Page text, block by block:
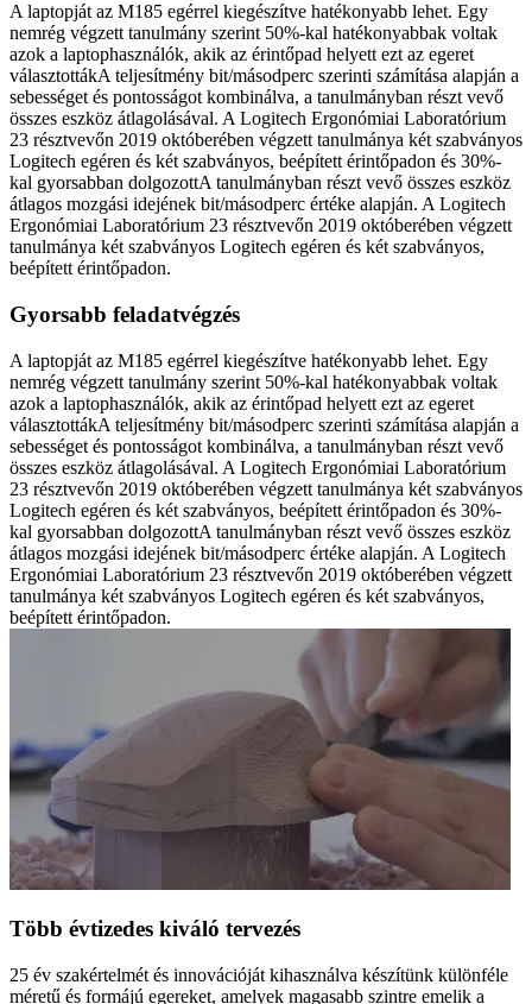
A laptopját az M185 egérrel kiegészítve hatékonyabb lehet. Egy
nemrég végzett tanulmány szerint 50%-kal hatékonyabbak voltak
azok a laptophasználók, akik az érintőpad helyett ezt az egeret
választottákA teljesítmény bit/másodperc szerinti számítása alapján a
sebességet és pontosságot kombinálva, a tanulmányban részt vevő
összes eszköz átlagolásával. A Logitech Ergonómiai Laboratórium
23 résztvevőn 2019 októberében végzett tanulmánya két szabványos
Logitech egéren és két szabványos, beépített érintőpadon és 30%-
kal gyorsabban dolgozottA tanulmányban részt vevő összes eszköz
átlagos mozgási idejének bit/másodperc értéke alapján. A Logitech
Ergonómiai Laboratórium 23 résztvevőn 2019 októberében végzett
tanulmánya két szabványos Logitech egéren és két szabványos,
beépített érintőpadon.
Gyorsabb feladatvégzés
A laptopját az M185 egérrel kiegészítve hatékonyabb lehet. Egy
nemrég végzett tanulmány szerint 50%-kal hatékonyabbak voltak
azok a laptophasználók, akik az érintőpad helyett ezt az egeret
választottákA teljesítmény bit/másodperc szerinti számítása alapján a
sebességet és pontosságot kombinálva, a tanulmányban részt vevő
összes eszköz átlagolásával. A Logitech Ergonómiai Laboratórium
23 résztvevőn 2019 októberében végzett tanulmánya két szabványos
Logitech egéren és két szabványos, beépített érintőpadon és 30%-
kal gyorsabban dolgozottA tanulmányban részt vevő összes eszköz
átlagos mozgási idejének bit/másodperc értéke alapján. A Logitech
Ergonómiai Laboratórium 23 résztvevőn 2019 októberében végzett
tanulmánya két szabványos Logitech egéren és két szabványos,
beépített érintőpadon.
Több évtizedes kiváló tervezés
25 év szakértelmét és innovációját kihasználva készítünk különféle
méretű és formájú egereket, amelyek magasabb szintre emelik a